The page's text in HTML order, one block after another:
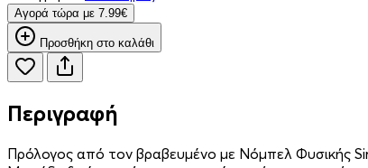
Aγορά τώρα με 7.99€
Προσθήκη στο καλάθι
Περιγραφή
Πρόλογος από τον βραβευμένο με Νόμπελ Φυσικής